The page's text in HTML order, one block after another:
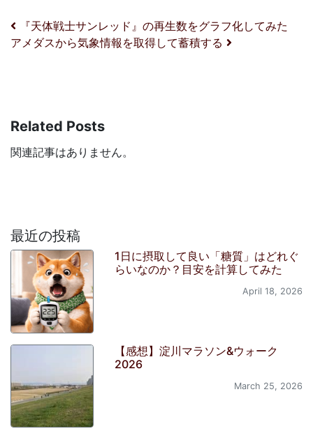
投稿ナビゲーション
『天体戦士サンレッド』の再生数をグラフ化してみた
アメダスから気象情報を取得して蓄積する
Related Posts
関連記事はありません。
最近の投稿
1日に摂取して良い「糖質」はどれぐ
らいなのか？目安を計算してみた
April 18, 2026
【感想】淀川マラソン&ウォーク
2026
March 25, 2026